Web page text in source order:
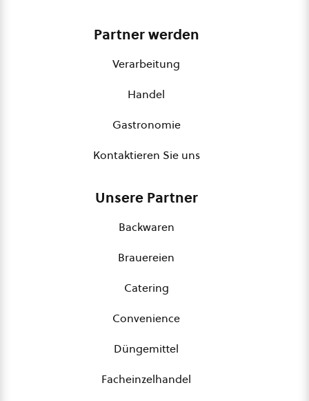
Partner werden
Verarbeitung
Handel
Gastronomie
Kontaktieren Sie uns
Unsere Partner
Backwaren
Brauereien
Catering
Convenience
Düngemittel
Facheinzelhandel